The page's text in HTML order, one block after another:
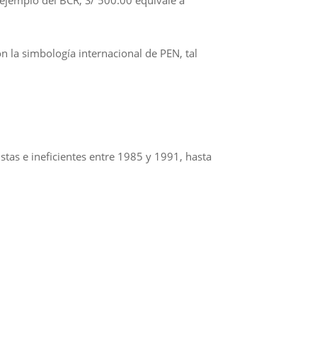
la simbología internacional de PEN, tal
e ineficientes entre 1985 y 1991, hasta